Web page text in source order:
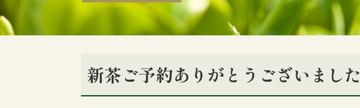
新茶ご予約ありがとうございました